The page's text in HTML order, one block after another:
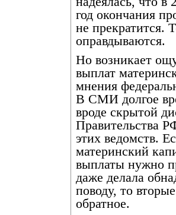
год окончания
не прекратится.
оправдываются.
Но возникает
выплат
мнения
В СМИ долгое
вроде скрытой
Правительства
этих ведомств.
материнский
выплаты нужно
даже делала
поводу, то
обратное.